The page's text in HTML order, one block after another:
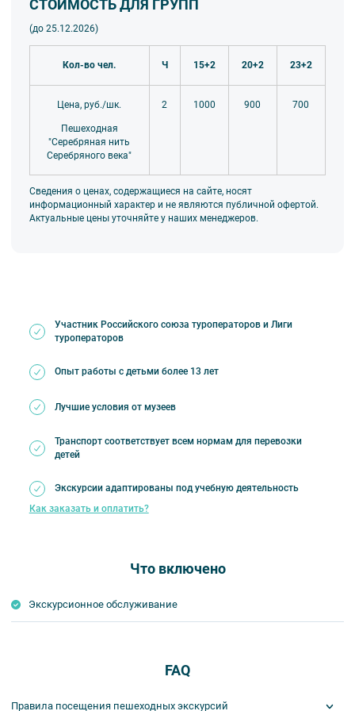
СТОИМОСТЬ ДЛЯ ГРУПП
(до 25.12.2026)
Кол-во чел. Ч 15+2 20+2 23+2
Цена, руб./шк.
Пешеходная
"Серебряная нить
Серебряного века"
2 1000 900 700
Сведения о ценах, содержащиеся на сайте, носят
информационный характер и не являются публичной офертой.
Актуальные цены уточняйте у наших менеджеров.
Участник Российского союза туроператоров и Лиги
туроператоров
Опыт работы с детьми более 13 лет
Лучшие условия от музеев
Транспорт соответствует всем нормам для перевозки
детей
Экскурсии адаптированы под учебную деятельность
Как заказать и оплатить?
Что включено
Экскурсионное обслуживание
FAQ
Правила посещения пешеходных экскурсий